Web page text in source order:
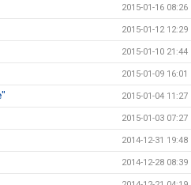
2015-01-16 08:26
2015-01-12 12:29
2015-01-10 21:44
2015-01-09 16:01
2015-01-04 11:27
2015-01-03 07:27
2014-12-31 19:48
2014-12-28 08:39